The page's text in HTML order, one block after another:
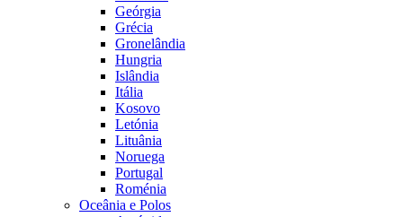
Geórgia
Grécia
Gronelândia
Hungria
Islândia
Itália
Kosovo
Letónia
Lituânia
Noruega
Portugal
Roménia
Oceânia e Polos